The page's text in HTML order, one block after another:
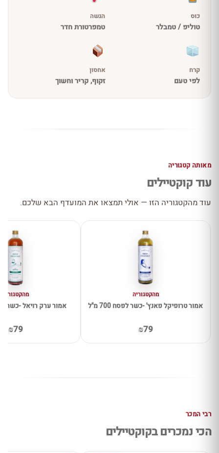
כוס
טוליפ / טמבלר
הגשה
טמפרטורת חדר
קרח
לפי טעם
אחסון
זקוף, קריר וחשוך
מאותה קטגוריה
עוד קוקטיילים
עוד מהקטגוריה הזו — אולי תמצאו את המועדף הבא שלכם.
מהקטגוריה
אמור טרופיקל פאנץ' -כשר לפסח 700 מ"ל
₪79
מהקטגוריה
אמור ערק רויאל -כשר לפסח
₪79
רבי המכר
הכי נמכרים בקוקטיילים